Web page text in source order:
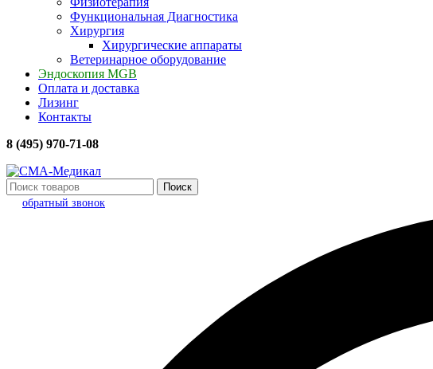
Функциональная Диагностика
Хирургия
Хирургические аппараты
Ветеринарное оборудование
Эндоскопия MGB
Оплата и доставка
Лизинг
Контакты
8 (495) 970-71-08
Поиск
обратный звонок